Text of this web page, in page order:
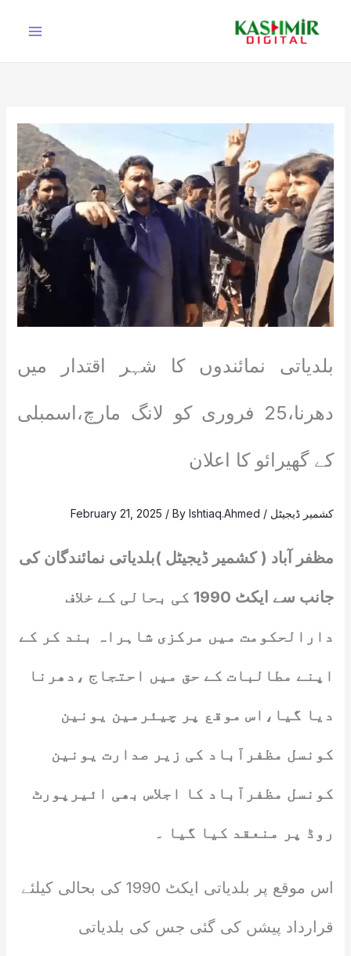
بلدیاتی نمائندوں کا شہر اقتدار میں
دھرنا،25 فروری کو لانگ مارچ،اسمبلی
کے گھیرائو کا اعلان
کشمیر ڈیجیٹل /
February 21, 2025 / ByIshtiaq.Ahmed
مظفر آباد ( کشمیر ڈیجیٹل )بلدیاتی نمائندگان کی
جانب سے ایکٹ 1990 کی بحالی کے خلاف
دارالحکومت میں مرکزی شاہراہ بند کر کے
اپنے مطالبات کے حق میں احتجاج ،دھرنا
دیا گیا،اس موقع پر چیئرمین یونین
کونسل مظفرآباد کی زیر صدارت یونین
کونسل مظفرآباد کا اجلاس بھی ائیرپورٹ
روڈ پر منعقد کیا گیا ۔
اس موقع پر بلدیاتی ایکٹ 1990 کی بحالی کیلئے
قرارداد پیشں کی گئی جس کی بلدیاتی